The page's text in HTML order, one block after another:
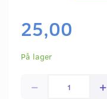
25,00
På lager